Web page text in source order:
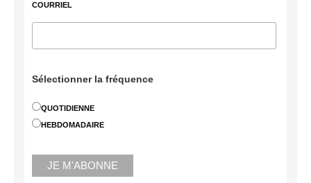
COURRIEL
Sélectionner la fréquence
QUOTIDIENNE
HEBDOMADAIRE